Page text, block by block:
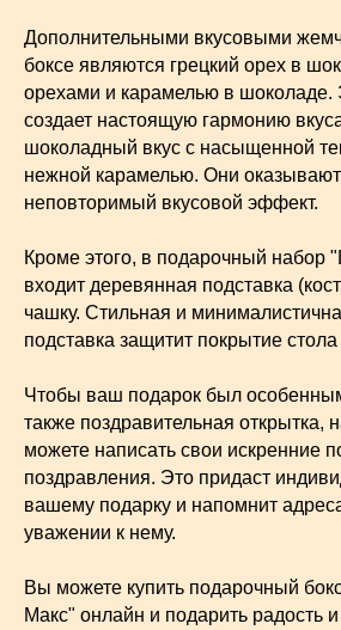
Дополнительными вкусовыми
боксе являются грецкий орех в
орехами и карамелью в шоколаде.
создает настоящую гармонию
шоколадный вкус с насыщенной
нежной карамелью. Они
неповторимый вкусовой эффект.
Кроме этого, в подарочный набор
входит деревянная подставка
чашку. Стильная и
подставка защитит покрытие
Чтобы ваш подарок был
также поздравительная открытка,
можете написать свои искренние
поздравления. Это придаст
вашему подарку и напомнит
уважении к нему.
Вы можете купить подарочный
Макс" онлайн и подарить радость